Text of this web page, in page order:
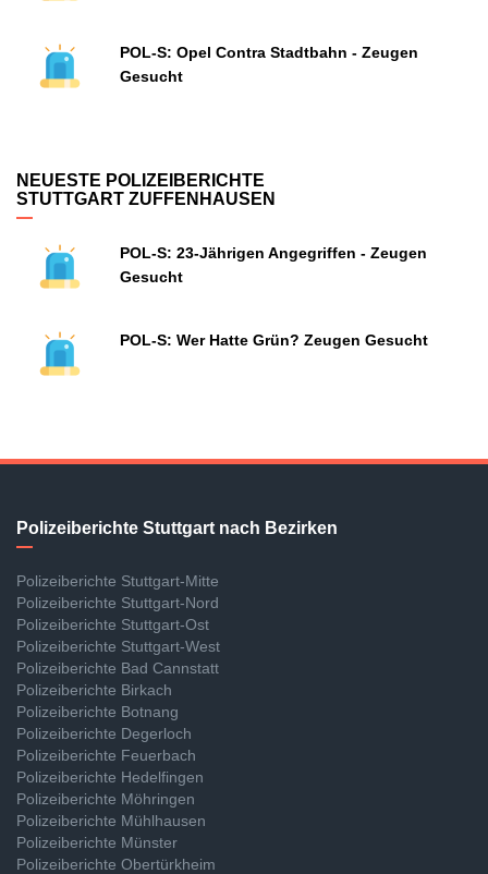
POL-S: Opel Contra Stadtbahn - Zeugen
Gesucht
NEUESTE POLIZEIBERICHTE
STUTTGART ZUFFENHAUSEN
POL-S: 23-Jährigen Angegriffen - Zeugen
Gesucht
POL-S: Wer Hatte Grün? Zeugen Gesucht
Polizeiberichte Stuttgart nach Bezirken
Polizeiberichte Stuttgart-Mitte
Polizeiberichte Stuttgart-Nord
Polizeiberichte Stuttgart-Ost
Polizeiberichte Stuttgart-West
Polizeiberichte Bad Cannstatt
Polizeiberichte Birkach
Polizeiberichte Botnang
Polizeiberichte Degerloch
Polizeiberichte Feuerbach
Polizeiberichte Hedelfingen
Polizeiberichte Möhringen
Polizeiberichte Mühlhausen
Polizeiberichte Münster
Polizeiberichte Obertürkheim